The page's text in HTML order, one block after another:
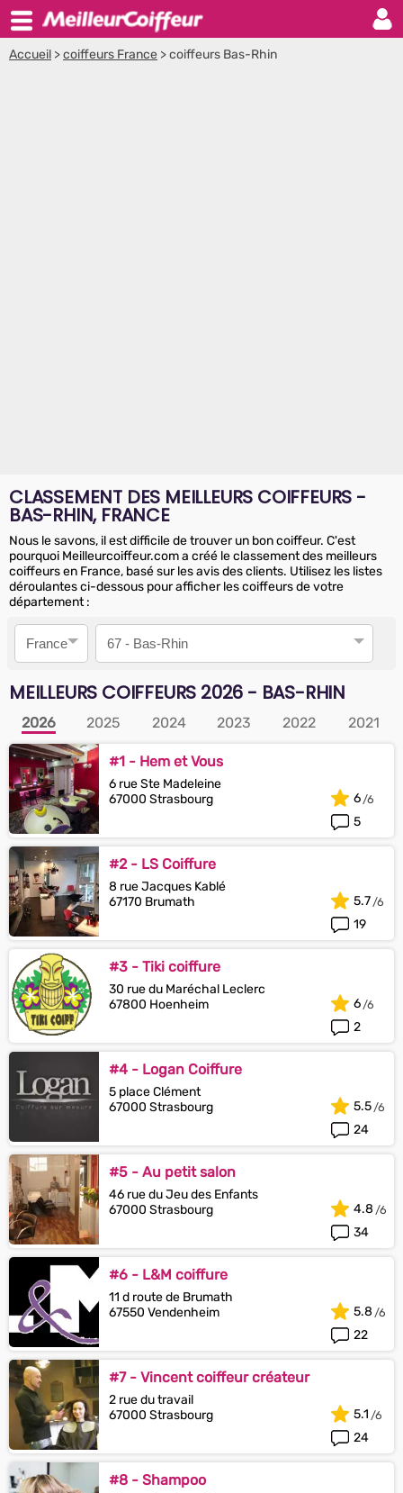
Accueil >coiffeurs France >coiffeurs Bas-Rhin
CLASSEMENT DES MEILLEURS COIFFEURS -
BAS-RHIN, FRANCE
Nous le savons, il est difficile de trouver un bon coiffeur. C'est
pourquoi Meilleurcoiffeur.com a créé le classement des meilleurs
coiffeurs en France, basé sur les avis des clients. Utilisez les listes
déroulantes ci-dessous pour afficher les coiffeurs de votre
département :
Pays
Département
MEILLEURS COIFFEURS 2026 - BAS-RHIN
2026 2025 2024 2023 2022 2021
#1 - Hem et Vous
6 rue Ste Madeleine
67000 Strasbourg
5
6
#2 - LS Coiffure
8 rue Jacques Kablé
67170 Brumath
19
5.7
#3 - Tiki coiffure
30 rue du Maréchal Leclerc
67800 Hoenheim
2
6
#4 - Logan Coiffure
5 place Clément
67000 Strasbourg
24
5.5
#5 - Au petit salon
46 rue du Jeu des Enfants
67000 Strasbourg
34
4.8
#6 - L&M coiffure
11 d route de Brumath
67550 Vendenheim
22
5.8
#7 - Vincent coiffeur créateur
2 rue du travail
67000 Strasbourg
24
5.1
#8 - Shampoo